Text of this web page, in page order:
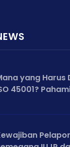
yang Harus
45001?